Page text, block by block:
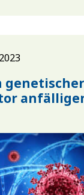
genetischer